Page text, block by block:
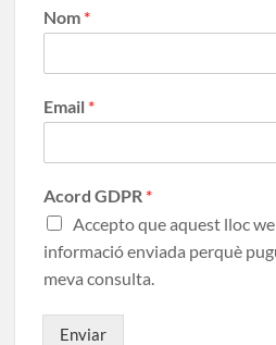
Nom *
Email *
Acord GDPR *
Accepto que aquest lloc
informació enviada perquè
meva consulta.
Enviar